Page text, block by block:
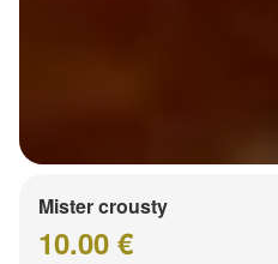
Mister crousty
10.00 €